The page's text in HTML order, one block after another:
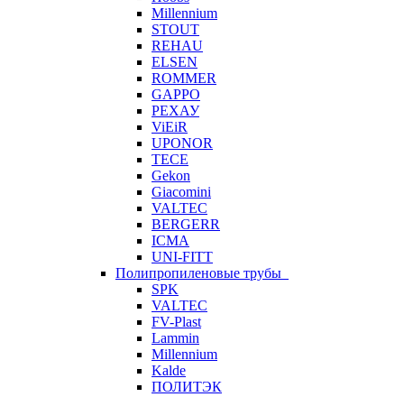
Millennium
STOUT
REHAU
ELSEN
ROMMER
GAPPO
РЕХАУ
ViEiR
UPONOR
TECE
Gekon
Giacomini
VALTEC
BERGERR
ICMA
UNI-FITT
Полипропиленовые трубы
SPK
VALTEC
FV-Plast
Lammin
Millennium
Kalde
ПОЛИТЭК